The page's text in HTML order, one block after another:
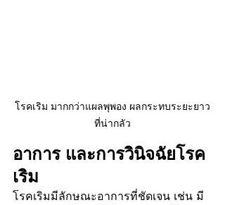
โรคเริม มากกว่าแผลพุพอง ผลกระทบระยะยาว
ที่น่ากลัว
อาการ และการวินิจฉัยโรค
เริม
โรคเริมมีลักษณะอาการที่ชัดเจน เช่น มี